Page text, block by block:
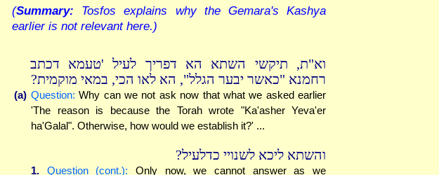
(Summary: Tosfos explains why the Gemara's Kashya
earlier is not relevant here.)
וא"ת, תיקשי השתא הא דפריך לעיל 'טעמא דכתב
רחמנא "כאשר יבער הגלל", הא לאו הכי, במאי מוקמית?
(a) Question: Why can we not ask now that what we asked earlier
'The reason is because the Torah wrote "Ka'asher Yeva'er
ha'Galal". Otherwise, how would we establish it?' ...
והשתא ליכא לשנויי כדלעיל?
1. Question (cont.): Only now, we cannot answer as we